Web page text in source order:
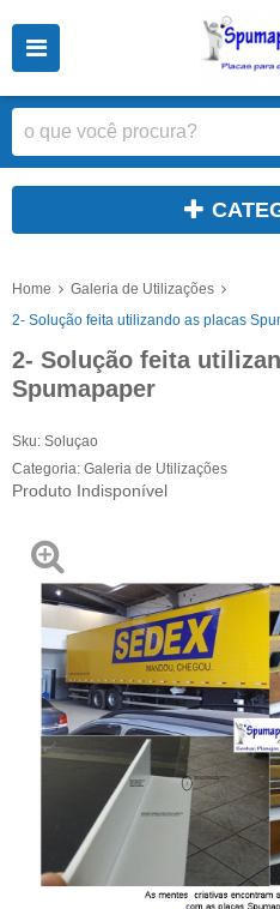
Home
Galeria de Utilizações
2- Solução feita utilizando as placas
2- Solução feita
Spumapaper
Sku: Soluçao
Categoria: Galeria de Utilizações
Produto Indisponível